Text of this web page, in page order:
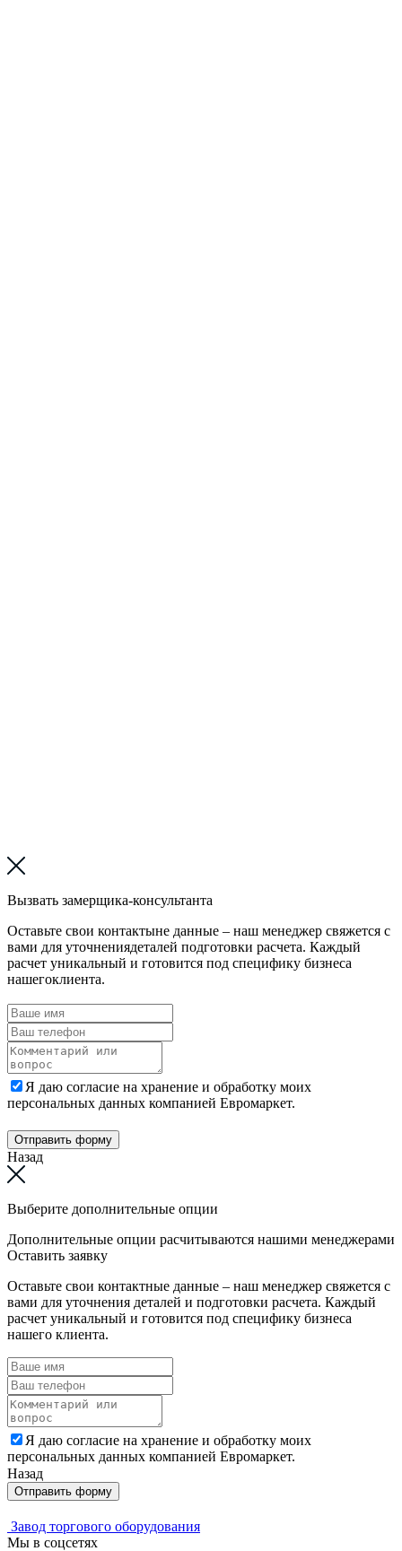
Вызвать замерщика-консультанта
Оставьте свои контактыне данные – наш менеджер свяжется с
вами для уточнениядеталей подготовки расчета. Каждый
расчет уникальный и готовится под специфику бизнеса
нашегоклиента.
Я даю согласие на хранение и обработку моих
персональных данных компанией Евромаркет.
Отправить форму
Назад
Выберите дополнительные опции
Дополнительные опции расчитываются нашими менеджерами
Оставить заявку
Оставьте свои контактные данные – наш менеджер свяжется с
вами для уточнения деталей и подготовки расчета. Каждый
расчет уникальный и готовится под специфику бизнеса
нашего клиента.
Я даю согласие на хранение и обработку моих
персональных данных компанией Евромаркет.
Назад
Отправить форму
Завод торгового оборудования
Мы в соцсетях